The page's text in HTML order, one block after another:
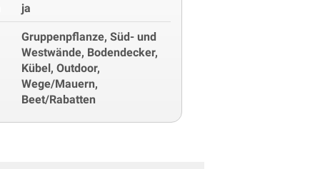
ja
Gruppenpflanze, Süd- und
Westwände, Bodendecker,
Kübel, Outdoor,
Wege/Mauern,
Beet/Rabatten